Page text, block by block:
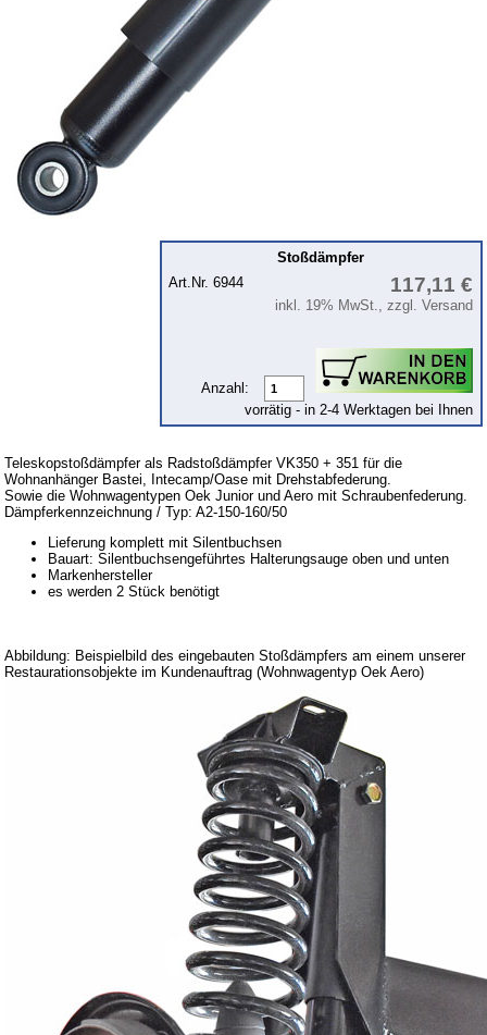
Glühlampen
KFZ-Leitungen & Zubehör
Werkstattbedarf
Vergaserdüsen
Pflegeprodukte
Wälzlager
Öle
Sonderposten
Batterierücknahme
Webtipps
Impressum
Produktindex
Suchfunktion
Stoßdämpfer
Art.Nr. 6944
117,11 €
inkl. 19% MwSt., zzgl. Versand
Anzahl:
vorrätig - in 2-4 Werktagen bei Ihnen
Teleskopstoßdämpfer als Radstoßdämpfer VK350 + 351 für die
Wohnanhänger Bastei, Intecamp/Oase mit Drehstabfederung.
Sowie die Wohnwagentypen Oek Junior und Aero mit Schraubenfederung.
Dämpferkennzeichnung / Typ: A2-150-160/50
Lieferung komplett mit Silentbuchsen
Bauart: Silentbuchsengeführtes Halterungsauge oben und unten
Markenhersteller
es werden 2 Stück benötigt
Abbildung: Beispielbild des eingebauten Stoßdämpfers am einem unserer
Restaurationsobjekte im Kundenauftrag (Wohnwagentyp Oek Aero)